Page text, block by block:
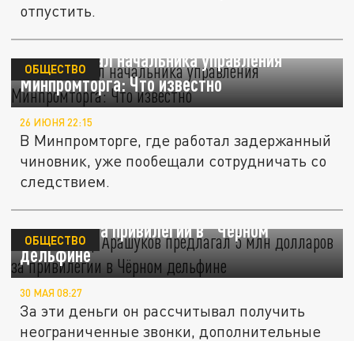
отпустить.
СК задержал начальника управления
Минпромторга: Что известно
ОБЩЕСТВО
26 ИЮНЯ 22:15
В Минпромторге, где работал задержанный
чиновник, уже пообещали сотрудничать со
следствием.
Экс-сенатор Арашуков предлагал 5 млн
долларов за привилегии в "Чёрном
дельфине"
ОБЩЕСТВО
30 МАЯ 08:27
За эти деньги он рассчитывал получить
неограниченные звонки, дополнительные